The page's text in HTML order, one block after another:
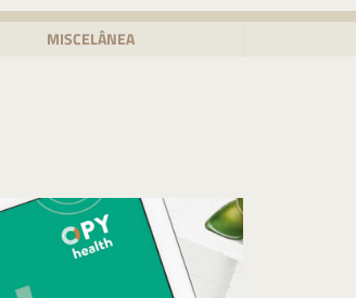
MISCELÂNEA